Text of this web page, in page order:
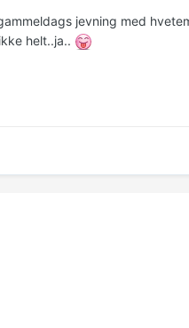
jevning med
helt..ja..